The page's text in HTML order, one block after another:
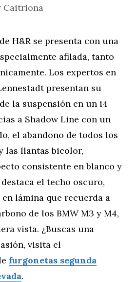
Caitriona
H&R se presenta con una
afilada, tanto
Los expertos en
presentan su
la suspensión en un i4
a Shadow Line con un
el abandono de todos los
las llantas bicolor,
consistente en blanco y
el techo oscuro,
lámina que recuerda a
de los BMW M3 y M4,
vista. ¿Buscas una
visita el
furgonetas segunda
.